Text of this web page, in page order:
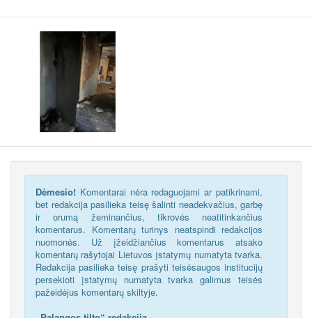
Dėmesio! Komentarai nėra redaguojami ar patikrinami,
bet redakcija pasilieka teisę šalinti neadekvačius, garbę
ir orumą žeminančius, tikrovės neatitinkančius
komentarus. Komentarų turinys neatspindi redakcijos
nuomonės. Už įžeidžiančius komentarus atsako
komentarų rašytojai Lietuvos įstatymų numatyta tvarka.
Redakcija pasilieka teisę prašyti teisėsaugos institucijų
persekioti įstatymų numatyta tvarka galimus teisės
pažeidėjus komentarų skiltyje.